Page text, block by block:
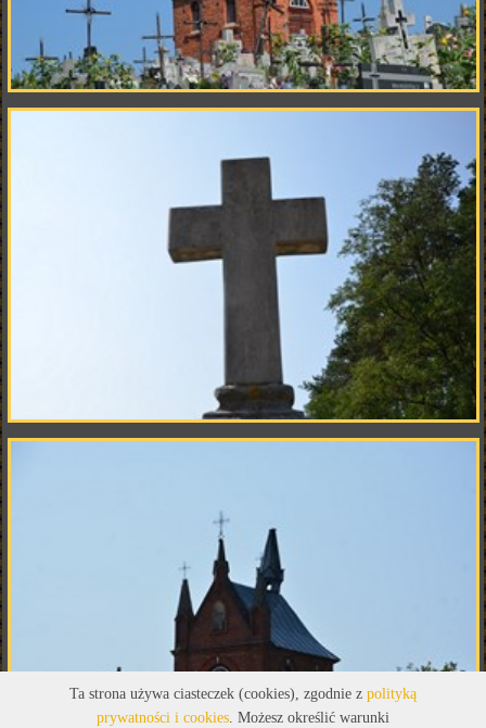
Ta strona używa ciasteczek (cookies), zgodnie z polityką
prywatności i cookies. Możesz określić warunki